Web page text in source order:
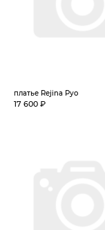
платье Rejina Pyo
17 600 ₽